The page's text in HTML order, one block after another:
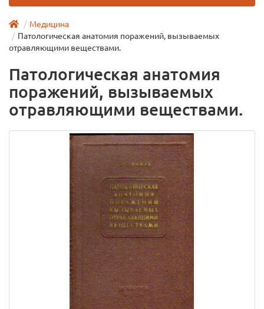
Медицина
Патологическая анатомия поражений, вызываемых
отравляющими веществами.
Патологическая анатомия
поражений, вызываемых
отравляющими веществами.